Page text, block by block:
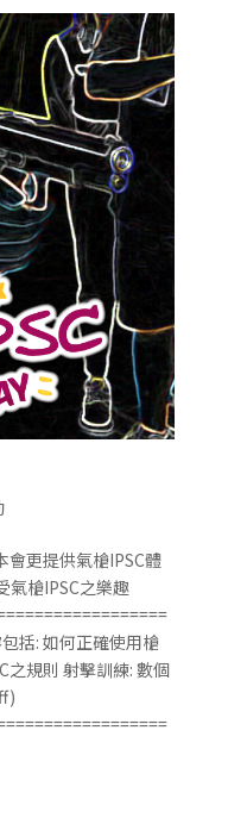
會更提供氣槍IPSC體
氣槍IPSC之樂趣
括: 如何正確使用槍
之規則 射擊訓練: 數個